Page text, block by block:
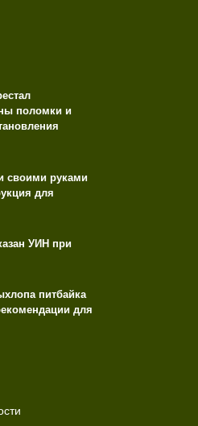
поломки и
своими руками
для
УИН при
питбайка
для